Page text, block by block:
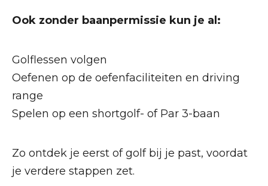
Ook zonder baanpermissie kun je al:
Golflessen volgen
Oefenen op de oefenfaciliteiten en driving
range
Spelen op een shortgolf- of Par 3-baan
Zo ontdek je eerst of golf bij je past, voordat
je verdere stappen zet.